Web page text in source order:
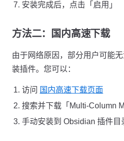
安装完成后，点击「启用」
方法二：国内高速下载
由于网络原因，部分用户可能
装插件。您可以：
访问 国内高速下载页面
搜索并下载「Multi-Column
手动安装到 Obsidian 插件目